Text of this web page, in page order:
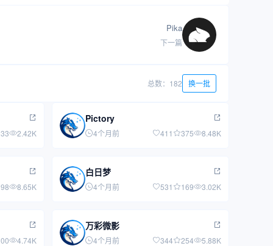
Pika
下一篇
总数：182 换一批
2.42K
Pictory
4个月前 411 375 8.48K
8.65K
白日梦
4个月前 531 169 3.02K
4.74K
万彩微影
4个月前 344 254 5.88K